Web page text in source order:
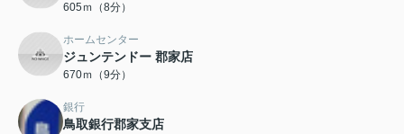
605ｍ（8分）
ホームセンター
ジュンテンドー 郡家店
670ｍ（9分）
銀行
鳥取銀行郡家支店